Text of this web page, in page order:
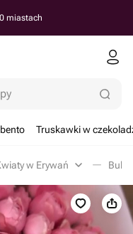
miastach
Truskawki w
w Erywań